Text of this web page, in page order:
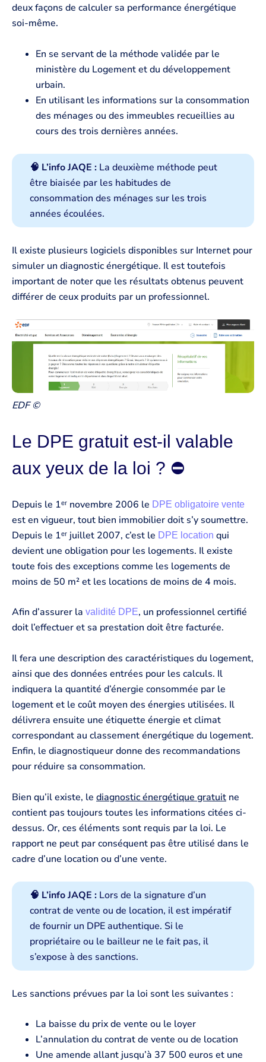
deux façons de calculer sa performance énergétique
soi-même.
En se servant de la méthode validée par le
ministère du Logement et du développement
urbain.
En utilisant les informations sur la consommation
des ménages ou des immeubles recueillies au
cours des trois dernières années.
🧠 L’info JAQE : La deuxième méthode peut
être biaisée par les habitudes de
consommation des ménages sur les trois
années écoulées.
Il existe plusieurs logiciels disponibles sur Internet pour
simuler un diagnostic énergétique. Il est toutefois
important de noter que les résultats obtenus peuvent
différer de ceux produits par un professionnel.
EDF ©
Le DPE gratuit est-il valable
aux yeux de la loi ? ⛔
Depuis le 1ᵉʳ novembre 2006 le DPE obligatoire vente
est en vigueur, tout bien immobilier doit s’y soumettre.
Depuis le 1ᵉʳ juillet 2007, c’est le DPE location qui
devient une obligation pour les logements. Il existe
toute fois des exceptions comme les logements de
moins de 50 m² et les locations de moins de 4 mois.
Afin d’assurer la validité DPE, un professionnel certifié
doit l’effectuer et sa prestation doit être facturée.
Il fera une description des caractéristiques du logement,
ainsi que des données entrées pour les calculs. Il
indiquera la quantité d’énergie consommée par le
logement et le coût moyen des énergies utilisées. Il
délivrera ensuite une étiquette énergie et climat
correspondant au classement énergétique du logement.
Enfin, le diagnostiqueur donne des recommandations
pour réduire sa consommation.
Bien qu’il existe, le diagnostic énergétique gratuit ne
contient pas toujours toutes les informations citées ci-
dessus. Or, ces éléments sont requis par la loi. Le
rapport ne peut par conséquent pas être utilisé dans le
cadre d’une location ou d’une vente.
🧠 L’info JAQE : Lors de la signature d’un
contrat de vente ou de location, il est impératif
de fournir un DPE authentique. Si le
propriétaire ou le bailleur ne le fait pas, il
s’expose à des sanctions.
Les sanctions prévues par la loi sont les suivantes :
La baisse du prix de vente ou le loyer
L’annulation du contrat de vente ou de location
Une amende allant jusqu’à 37 500 euros et une